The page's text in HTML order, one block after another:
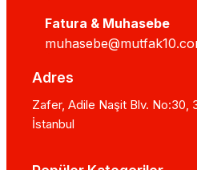
Fatura & Muhasebe
Adres
Zafer, Adile Naşit Blv. No:30,
İstanbul